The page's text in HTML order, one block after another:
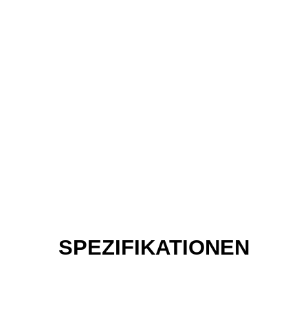
SPEZIFIKATIONEN